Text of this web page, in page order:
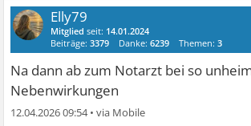
Elly79
Mitglied seit: 14.01.2024
Beiträge:3379 Danke:6239 Themen:3
Na dann ab zum Notarzt bei so
Nebenwirkungen
12.04.2026 09:54•